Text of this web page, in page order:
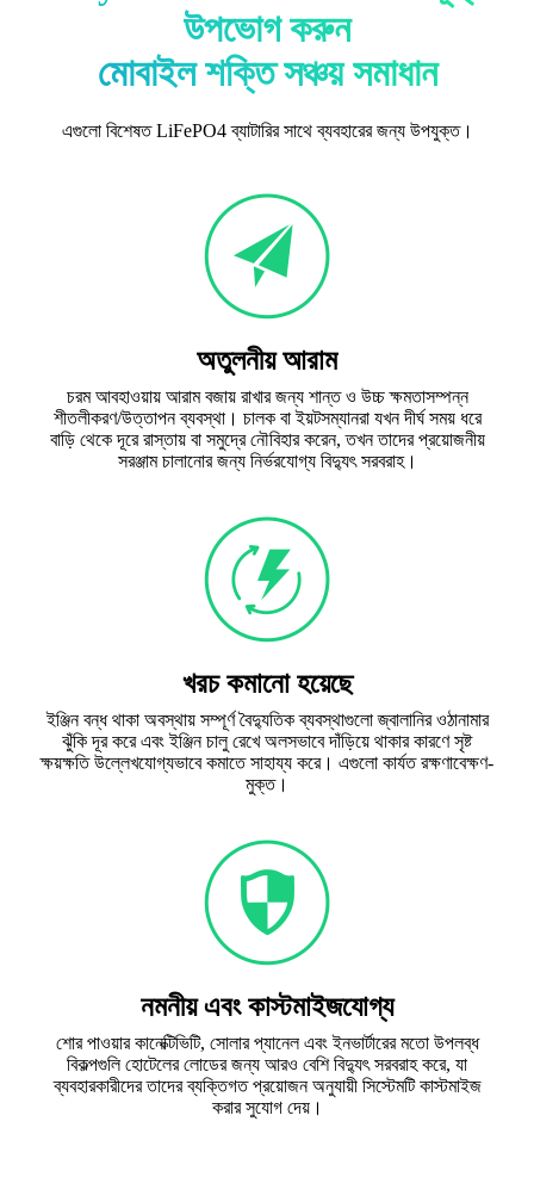
উপভোগ করুন
মোবাইল শক্তি সঞ্চয় সমাধান
এগুলো বিশেষত LiFePO4 ব্যাটারির সাথে ব্যবহারের জন্য উপযুক্ত।
অতুলনীয় আরাম
চরম আবহাওয়ায় আরাম বজায় রাখার জন্য শান্ত ও উচ্চ ক্ষমতাসম্পন্ন
শীতলীকরণ/উত্তাপন ব্যবস্থা। চালক বা ইয়টসম্যানরা যখন দীর্ঘ সময় ধরে
বাড়ি থেকে দূরে রাস্তায় বা সমুদ্রে নৌবিহার করেন, তখন তাদের প্রয়োজনীয়
সরঞ্জাম চালানোর জন্য নির্ভরযোগ্য বিদ্যুৎ সরবরাহ।
খরচ কমানো হয়েছে
ইঞ্জিন বন্ধ থাকা অবস্থায় সম্পূর্ণ বৈদ্যুতিক ব্যবস্থাগুলো জ্বালানির ওঠানামার
ঝুঁকি দূর করে এবং ইঞ্জিন চালু রেখে অলসভাবে দাঁড়িয়ে থাকার কারণে সৃষ্ট
ক্ষয়ক্ষতি উল্লেখযোগ্যভাবে কমাতে সাহায্য করে। এগুলো কার্যত রক্ষণাবেক্ষণ-
মুক্ত।
নমনীয় এবং কাস্টমাইজযোগ্য
শোর পাওয়ার কানেক্টিভিটি, সোলার প্যানেল এবং ইনভার্টারের মতো উপলব্ধ
বিকল্পগুলি হোটেলের লোডের জন্য আরও বেশি বিদ্যুৎ সরবরাহ করে, যা
ব্যবহারকারীদের তাদের ব্যক্তিগত প্রয়োজন অনুযায়ী সিস্টেমটি কাস্টমাইজ
করার সুযোগ দেয়।